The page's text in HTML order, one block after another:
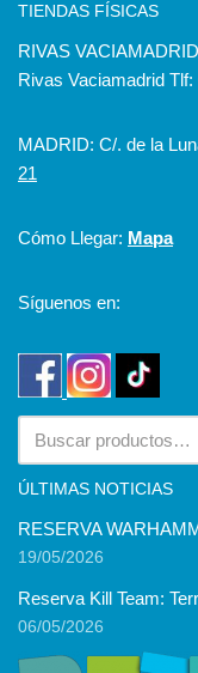
TIENDAS FÍSICAS
RIVAS
Rivas Vaciamadrid Tlf:
MADRID: C/. de la
21
Cómo Llegar: Mapa
Síguenos en:
ÚLTIMAS NOTICIAS
RESERVA
19/05/2026
Reserva Kill Team:
06/05/2026